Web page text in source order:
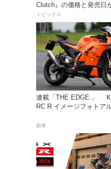
Clutch』の価格と発売日
シリーズ最高58馬力＆
量化!? 完全に「旧
えた!?【Honda2026新車
ス】
トピックス
連載「THE EDGE.」
RC R イメージフォトア
新車